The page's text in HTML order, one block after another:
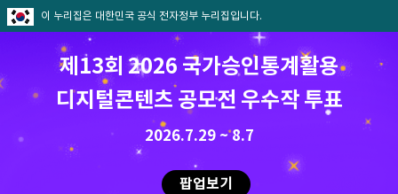
이 누리집은 대한민국 공식 전자정부 누리집입니다.
제13회 2026 국가승인통계활용
디지털콘텐츠 공모전 우수작 투표
2026.7.29 ~ 8.7
팝업보기
8월 통계찾기 퀴즈이벤트
8.7.(금) ~ 8.21.(금)